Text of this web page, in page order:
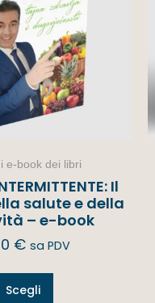
e-book dei libri
Il
salute e della
– e-book
€ sa PDV
Scegli